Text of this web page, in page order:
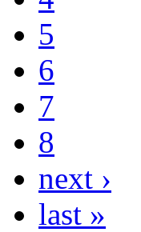
5
6
7
8
next ›
last »